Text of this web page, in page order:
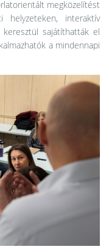
megközelítést
helyzeteken, interaktív
keresztül sajátíthatták el
a mindennapi